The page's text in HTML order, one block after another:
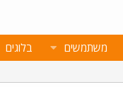
משתמשים בלוגים